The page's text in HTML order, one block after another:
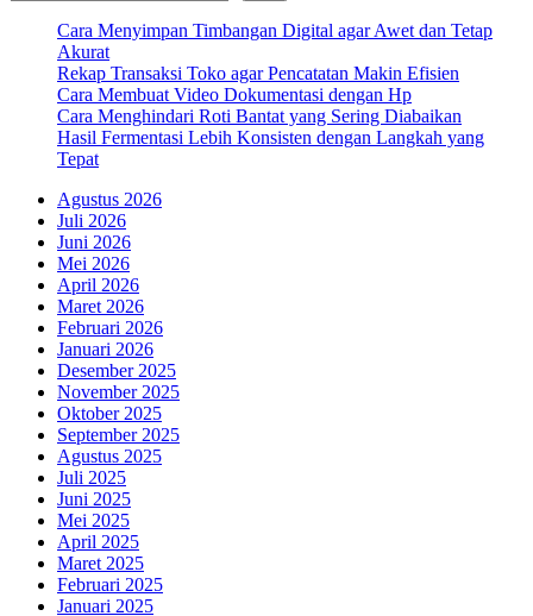
Cara Menyimpan Timbangan Digital agar Awet dan Tetap
Akurat
Rekap Transaksi Toko agar Pencatatan Makin Efisien
Cara Membuat Video Dokumentasi dengan Hp
Cara Menghindari Roti Bantat yang Sering Diabaikan
Hasil Fermentasi Lebih Konsisten dengan Langkah yang
Tepat
Agustus 2026
Juli 2026
Juni 2026
Mei 2026
April 2026
Maret 2026
Februari 2026
Januari 2026
Desember 2025
November 2025
Oktober 2025
September 2025
Agustus 2025
Juli 2025
Juni 2025
Mei 2025
April 2025
Maret 2025
Februari 2025
Januari 2025